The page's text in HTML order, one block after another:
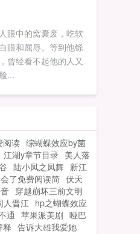
召唤兽。但这点挫折
神级陪玩的廖子轩。
内，多出了一位永夜
女，元素神教圣巫
，成为令各大势力与
存在。在游戏外，多
气女神而这一切一切
的收起了耕耘的锄
傻里傻气的小村女，
的超级大白菜老子养
炮灰NPC养成传奇魔
友...
眼中的窝囊废，吃软
眼和屈辱。等到他铩
曾经看不起他的人又
...
阅读 综蝴蝶效应by菌
江湖y章节目录 美人落
陆小凤之凤舞 新江
了免费阅读简 伏天
穿越崩坏三前文明
人晋江 hp之蝴蝶效应
通 苹果派美剧 哑巴
释 告诉大雄我爱她